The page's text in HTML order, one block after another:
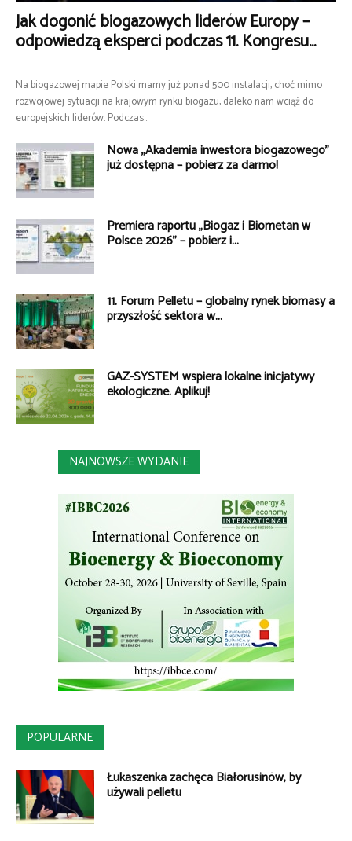
Jak dogonić biogazowych liderów Europy –
odpowiedzą eksperci podczas 11. Kongresu...
Na biogazowej mapie Polski mamy już ponad 500 instalacji, choć mimo
rozwojowej sytuacji na krajowym rynku biogazu, daleko nam wciąż do
europejskich liderów. Podczas...
Nowa „Akademia inwestora biogazowego”
już dostępna – pobierz za darmo!
Premiera raportu „Biogaz i Biometan w
Polsce 2026” – pobierz i...
11. Forum Pelletu – globalny rynek biomasy a
przyszłość sektora w...
GAZ-SYSTEM wspiera lokalne inicjatywy
ekologiczne. Aplikuj!
NAJNOWSZE WYDANIE
POPULARNE
Łukaszenka zachęca Białorusinów, by
używali pelletu